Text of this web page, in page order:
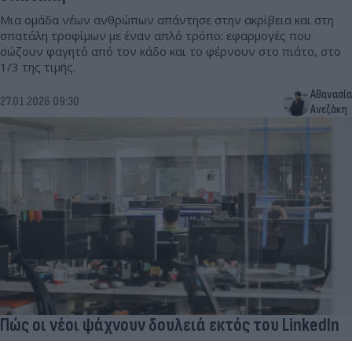
Μια ομάδα νέων ανθρώπων απάντησε στην ακρίβεια και στη
σπατάλη τροφίμων με έναν απλό τρόπο: εφαρμογές που
σώζουν φαγητό από τον κάδο και το φέρνουν στο πιάτο, στο
1/3 της τιμής.
27.01.2026 09:30
Αθανασία
Ανεζάκη
Πώς οι νέοι ψάχνουν δουλειά εκτός του LinkedIn